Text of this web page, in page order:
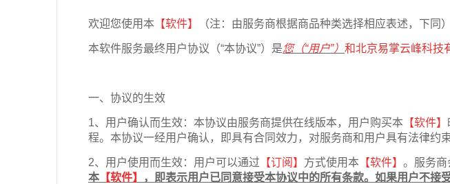
欢迎您使用本 【软件】 （注：由服务商根据商品种类选择相应表述，下同）
本软件服务最终用户协议（“本协议”）是您（“用户”） 和北京易掌云峰科技
一、协议的生效
1、用户确认而生效：本协议由服务商提供在线版本，用户购买本 【软件】
程。本协议一经用户确认，即具有合同效力，对服务商和用户具有法律约束
2、用户使用而生效：用户可以通过 【订阅】 方式使用本 【软件】 。服务商
本 【软件】 ，即表示用户已同意接受本协议中的所有条款。如果用户不接